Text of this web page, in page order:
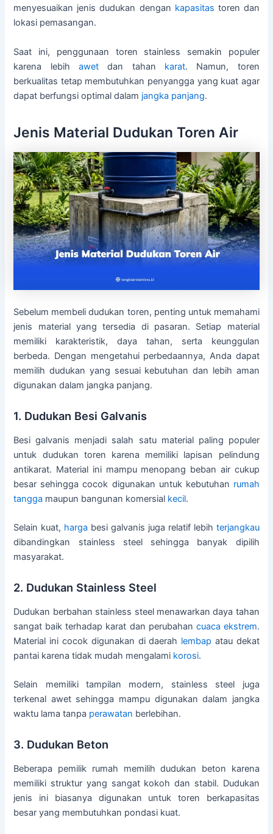
menyesuaikan jenis dudukan dengan kapasitas toren dan
lokasi pemasangan.
Saat ini, penggunaan toren stainless semakin populer
karena lebihawet dan tahan karat. Namun, toren
berkualitas tetap membutuhkan penyangga yang kuat agar
dapat berfungsi optimal dalam jangka panjang.
Jenis Material Dudukan Toren Air
Sebelum membeli dudukan toren, penting untuk memahami
jenis material yang tersedia di pasaran. Setiap material
memiliki karakteristik, daya tahan, serta keunggulan
berbeda. Dengan mengetahui perbedaannya, Anda dapat
memilih dudukan yang sesuai kebutuhan dan lebih aman
digunakan dalam jangka panjang.
1. Dudukan Besi Galvanis
Besi galvanis menjadi salah satu material paling populer
untuk dudukan toren karena memiliki lapisan pelindung
antikarat. Material ini mampu menopang beban air cukup
besar sehingga cocok digunakan untuk kebutuhan rumah
tangga maupun bangunan komersial kecil.
Selain kuat, harga besi galvanis juga relatif lebih terjangkau
dibandingkan stainless steel sehingga banyak dipilih
masyarakat.
2. Dudukan Stainless Steel
Dudukan berbahan stainless steel menawarkan daya tahan
sangat baik terhadap karat dan perubahan cuaca ekstrem.
Material ini cocok digunakan di daerah lembap atau dekat
pantai karena tidak mudah mengalami korosi.
Selain memiliki tampilan modern, stainless steel juga
terkenal awet sehingga mampu digunakan dalam jangka
waktu lama tanpa perawatan berlebihan.
3. Dudukan Beton
Beberapa pemilik rumah memilih dudukan beton karena
memiliki struktur yang sangat kokoh dan stabil. Dudukan
jenis ini biasanya digunakan untuk toren berkapasitas
besar yang membutuhkan pondasi kuat.